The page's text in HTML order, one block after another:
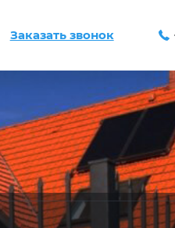
Заказать звонок